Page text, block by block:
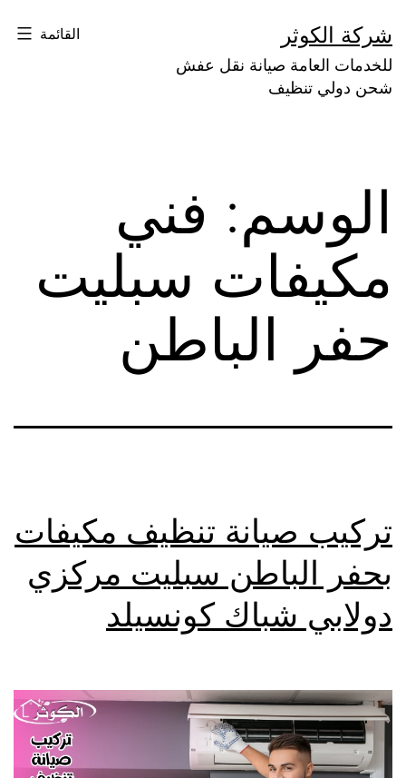
إلى
المحتوى
شركة الكوثر
للخدمات العامة صيانة نقل عفش
شحن دولي تنظيف
القائمة
الوسم: فني
مكيفات سبليت
حفر الباطن
تركيب صيانة تنظيف مكيفات
بحفر الباطن سبليت مركزي
دولابي شباك كونسيلد